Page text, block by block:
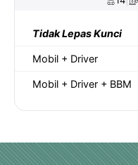
Tidak Lepas Kunci
Mobil + Driver
Mobil + Driver + BBM